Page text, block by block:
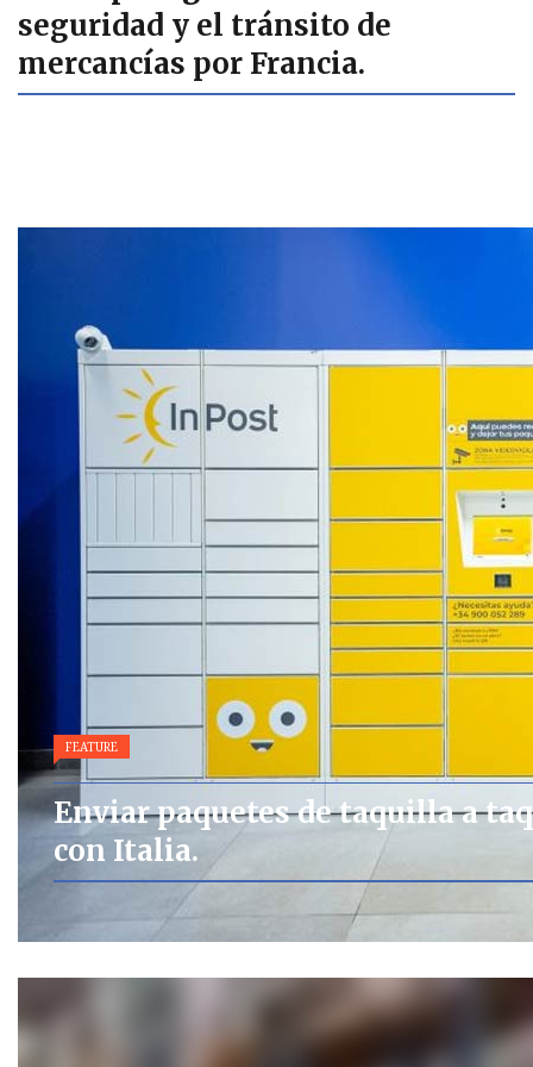
seguridad y el tránsito de
mercancías por Francia.
FEATURE
Enviar paquetes de taquilla a
con Italia.